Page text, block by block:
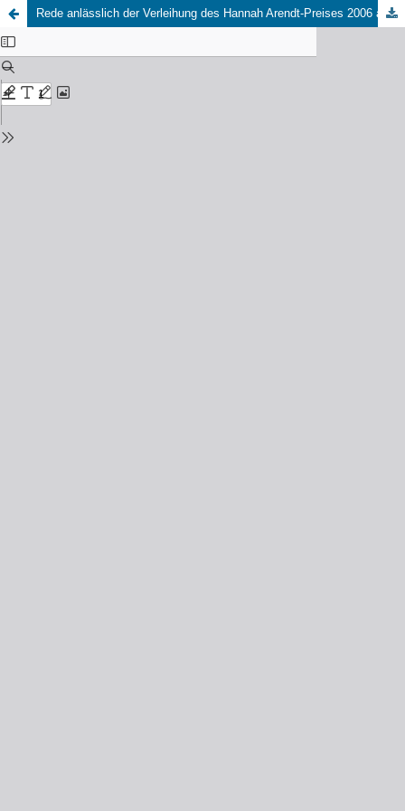
Rede anlässlich der Verleihung des Hannah Arendt-Preises 2006 an Julia Kristeva